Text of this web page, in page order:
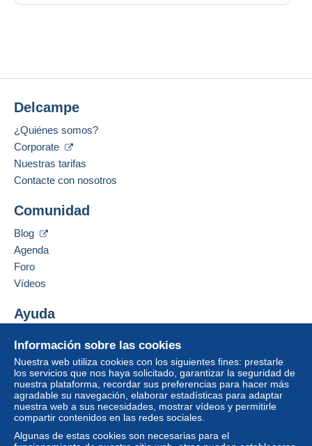
Información sobre las cookies
Nuestra web utiliza cookies con los siguientes fines: prestarle
los servicios que nos haya solicitado, garantizar la seguridad de
nuestra plataforma, recordar sus preferencias para hacer más
agradable su navegación, elaborar estadísticas para adaptar
nuestra web a sus necesidades, mostrar vídeos y permitirle
compartir contenidos en las redes sociales.
Algunas de estas cookies son necesarias para el
Delcampe
¿Quiénes somos?
Corporate
Nuestras tarifas
Contacte con nosotros
Comunidad
Blog
Agenda
Foro
Vídeos
Ayuda
Comprar en Delcampe
Vender en Delcampe
Una página securizada